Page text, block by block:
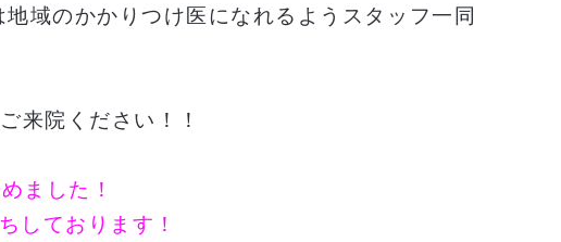
域のかかりつけ医になれるようスタッフ一同
来院ください！！
ました！
しております！